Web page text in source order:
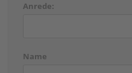
Anrede:
Name